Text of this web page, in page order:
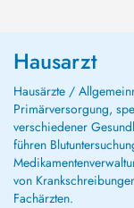
Hausarzt
Hausärzte /
Primärversorgung,
verschiedener
führen
von
Fachärzten.